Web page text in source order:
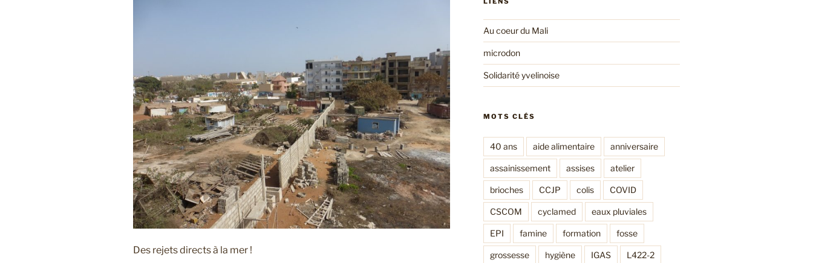
Des rejets directs à la mer !
Au coeur du Mali
microdon
Solidarité yvelinoise
MOTS CLÉS
40 ans aide alimentaire anniversaire
assainissement assises atelier
brioches CCJP colis COVID
CSCOM cyclamed eaux pluviales
EPI famine formation fosse
grossesse hygiène IGAS L422-2